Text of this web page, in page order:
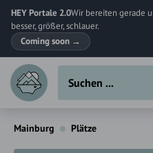
HEY Portale 2.0Wir bereiten gerade
besser, größer, schlauer.
Coming soon →
Mainburg Plätze